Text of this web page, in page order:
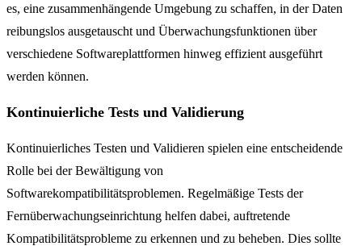
es, eine zusammenhängende Umgebung zu schaffen, in der Daten
reibungslos ausgetauscht und Überwachungsfunktionen über
verschiedene Softwareplattformen hinweg effizient ausgeführt
werden können.
Kontinuierliche Tests und Validierung
Kontinuierliches Testen und Validieren spielen eine entscheidende
Rolle bei der Bewältigung von
Softwarekompatibilitätsproblemen. Regelmäßige Tests der
Fernüberwachungseinrichtung helfen dabei, auftretende
Kompatibilitätsprobleme zu erkennen und zu beheben. Dies sollte